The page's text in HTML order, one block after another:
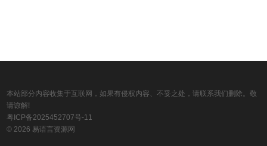
本站部分内容收集于互联网，如果有侵权内容、不妥之处，请联系我们删除。敬
请谅解!
粤ICP备2025452707号-11
© 2026 易语言资源网